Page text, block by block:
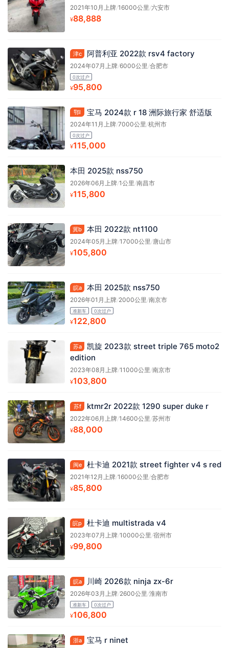
2021年10月上牌/16000公里 /六安市
¥88,888
津c 阿普利亚 2022款 rsv4 factory
2024年07月上牌/6000公里 /合肥市
0次过户
¥95,800
鄂l 宝马 2024款 r 18 洲际旅行家 舒适版
2024年11月上牌/7000公里/杭州市
0次过户
¥115,000
本田 2025款 nss750
2026年06月上牌/1公里/南昌市
¥115,800
冀b 本田 2022款 nt1100
2024年05月上牌/17000公里/唐山市
¥105,800
皖a 本田 2025款 nss750
2026年01月上牌/2000公里/南京市
准新车 0次过户
¥122,800
苏a
凯旋 2023款 street triple 765 moto2
edition
2023年08月上牌/11000公里/南京市
¥103,800
苏f ktmr2r 2022款 1290 super duke r
2022年06月上牌/14600公里/苏州市
¥88,000
闽e 杜卡迪 2021款 street fighter v4 s red
2021年12月上牌/16000公里/合肥市
¥85,800
皖p 杜卡迪 multistrada v4
2023年07月上牌/10000公里/宿州市
¥99,800
皖a 川崎 2026款 ninja zx-6r
2026年03月上牌/2600公里/淮南市
准新车 0次过户
¥106,800
浙a 宝马 r ninet